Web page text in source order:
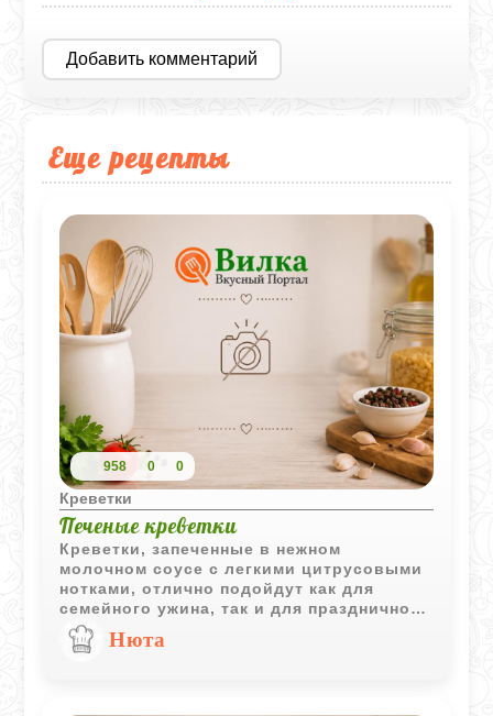
Добавить комментарий
Еще рецепты
958 0 0
Креветки
Печеные креветки
Креветки, запеченные в нежном
молочном соусе с легкими цитрусовыми
нотками, отлично подойдут как для
семейного ужина, так и для праздничного
стола. Простое приготовление делает
рецепт доступным даже для начинающих.
Нюта